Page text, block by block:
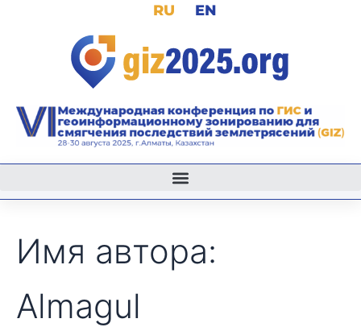
содержимому
RU EN
Имя автора:
Almagul